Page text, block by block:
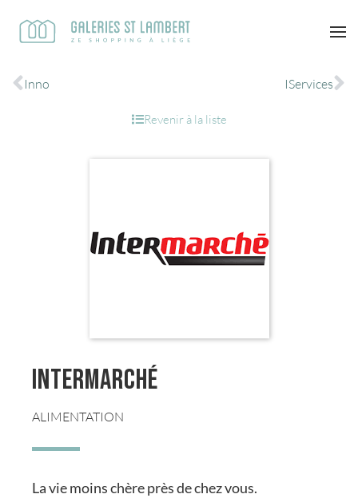
Inno IServices
Revenir à la liste
Intermarché
ALIMENTATION
La vie moins chère près de chez vous.